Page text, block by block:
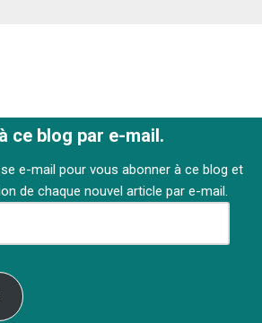
ce blog par e-mail.
e-mail pour vous abonner à ce blog et
de chaque nouvel article par e-mail.